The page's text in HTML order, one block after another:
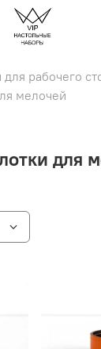
рабочего
мелочей
для